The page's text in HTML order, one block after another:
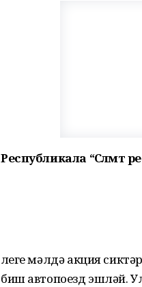
Республикала “Сәләмәт
Әлеге мәлдә акция
биш автопоезд эшләй.